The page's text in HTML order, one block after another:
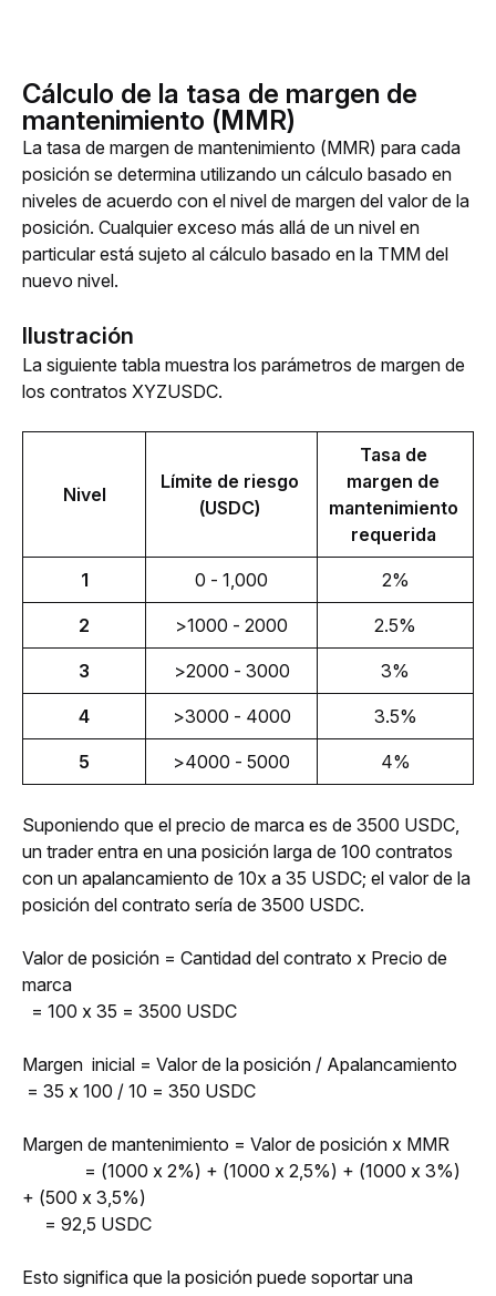
Cálculo de la tasa de margen de
mantenimiento (MMR)
La tasa de margen de mantenimiento (MMR) para cada
posición se determina utilizando un cálculo basado en
niveles de acuerdo con el nivel de margen del valor de la
posición. Cualquier exceso más allá de un nivel en
particular está sujeto al cálculo basado en la TMM del
nuevo nivel.
Ilustración
La siguiente tabla muestra los parámetros de margen de
los contratos XYZUSDC.
Nivel
Límite de riesgo
(USDC)
Tasa de
margen de
mantenimiento
requerida
1 0 - 1,000 2%
2 >1000 - 2000 2.5%
3 >2000 - 3000 3%
4 >3000 - 4000 3.5%
5 >4000 - 5000 4%
Suponiendo que el precio de marca es de 3500 USDC,
un trader entra en una posición larga de 100 contratos
con un apalancamiento de 10x a 35 USDC; el valor de la
posición del contrato sería de 3500 USDC.
Valor de posición = Cantidad del contrato x Precio de
marca
  = 100 x 35 = 3500 USDC
Margen  inicial = Valor de la posición / Apalancamiento
= 35 x 100 / 10 = 350 USDC
Margen de mantenimiento = Valor de posición x MMR
+ (500 x 3,5%)
= 92,5 USDC
Esto significa que la posición puede soportar una